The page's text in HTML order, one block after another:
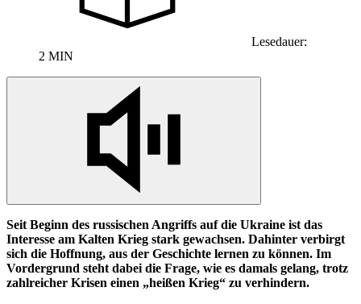
Lesedauer:
2 MIN
Seit Beginn des russischen Angriffs auf die Ukraine ist das
Interesse am Kalten Krieg stark gewachsen. Dahinter verbirgt
sich die Hoffnung, aus der Geschichte lernen zu können. Im
Vordergrund steht dabei die Frage, wie es damals gelang, trotz
zahlreicher Krisen einen „heißen Krieg“ zu verhindern.